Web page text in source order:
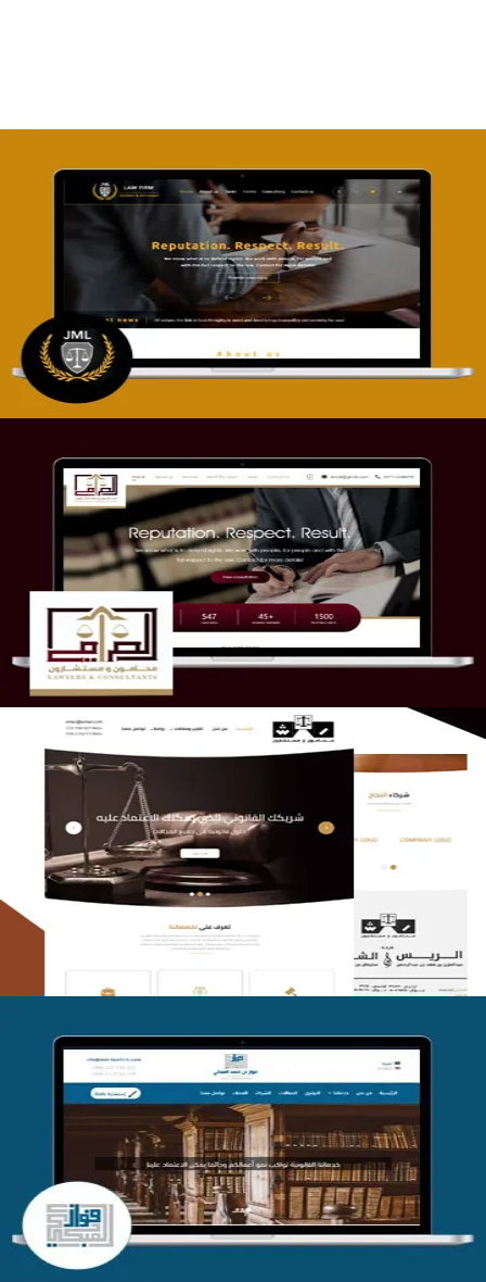
تصميم موقع آل جبار والمزارقة للمحاماة
التفاصيل
موقع الصرامي للمحاماة
التفاصيل
الريس والشعلان للمحاماة
التفاصيل
موقع فواز المبكي للمحاماة
التفاصيل